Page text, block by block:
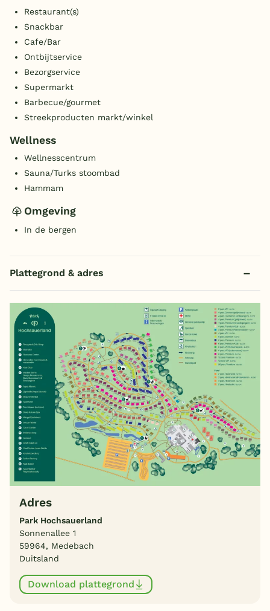
Restaurant(s)
Snackbar
Cafe/Bar
Ontbijtservice
Bezorgservice
Supermarkt
Barbecue/gourmet
Streekproducten markt/winkel
Wellness
Wellnesscentrum
Sauna/Turks stoombad
Hammam
Omgeving
In de bergen
Plattegrond & adres
Adres
Park Hochsauerland
Sonnenallee 1
59964, Medebach
Duitsland
Download plattegrond